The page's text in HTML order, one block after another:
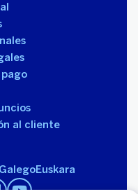
al cliente
GalegoEuskara